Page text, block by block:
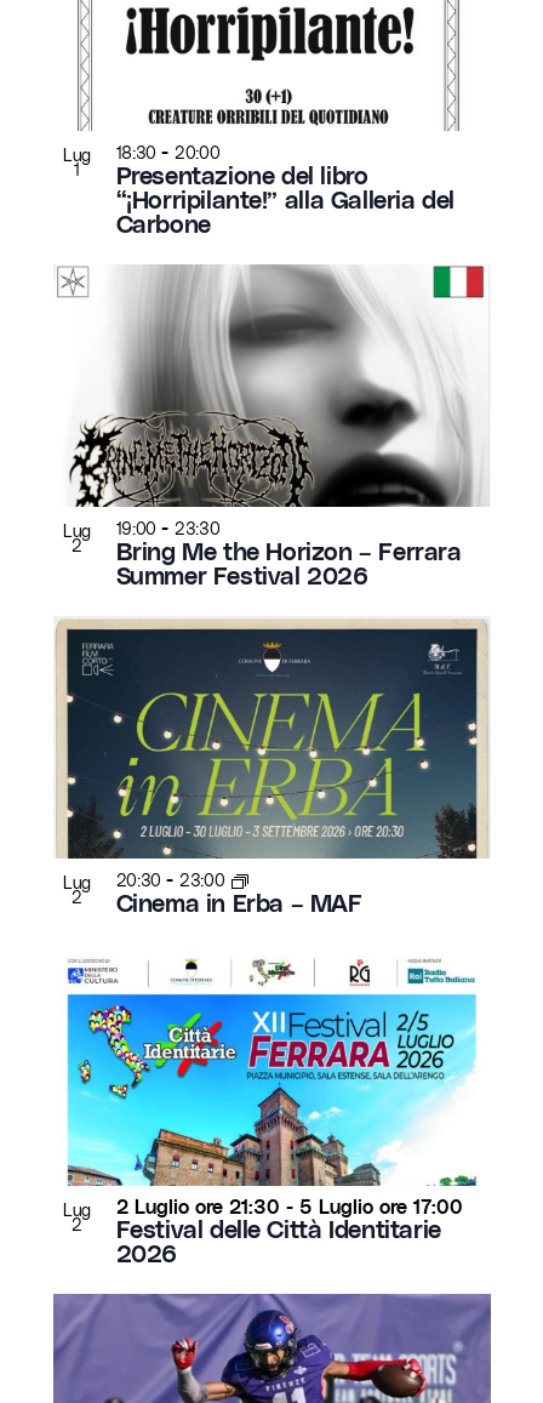
Lug
1
Presentazione del libro
“¡Horripilante!” alla Galleria del
Carbone
18:30 - 20:00
Lug
2
Bring Me the Horizon – Ferrara
Summer Festival 2026
19:00 - 23:30
Lug
2 Cinema in Erba – MAF
20:30 - 23:00
Lug
2
Festival delle Città Identitarie
2026
2 Luglio ore 21:30 - 5 Luglio ore 17:00